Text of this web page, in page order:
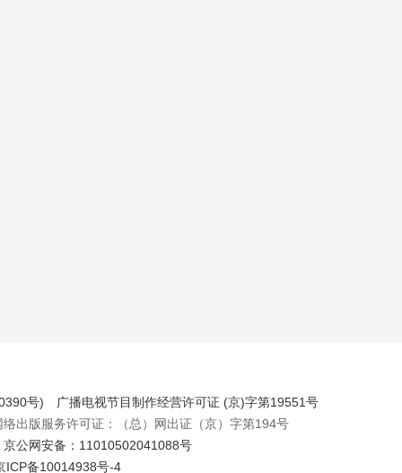
号)
广播电视节目制作经营许可证 (京)字第19551号
版服务许可证：（总）网出证（京）字第194号
京公网安备：11010502041088号
ICP备10014938号-4